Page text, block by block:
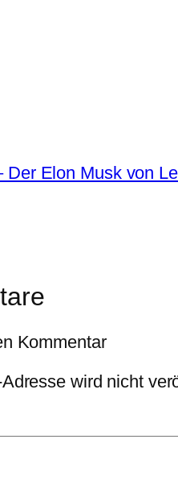
Der Elon Musk von
Kommentar
wird nicht